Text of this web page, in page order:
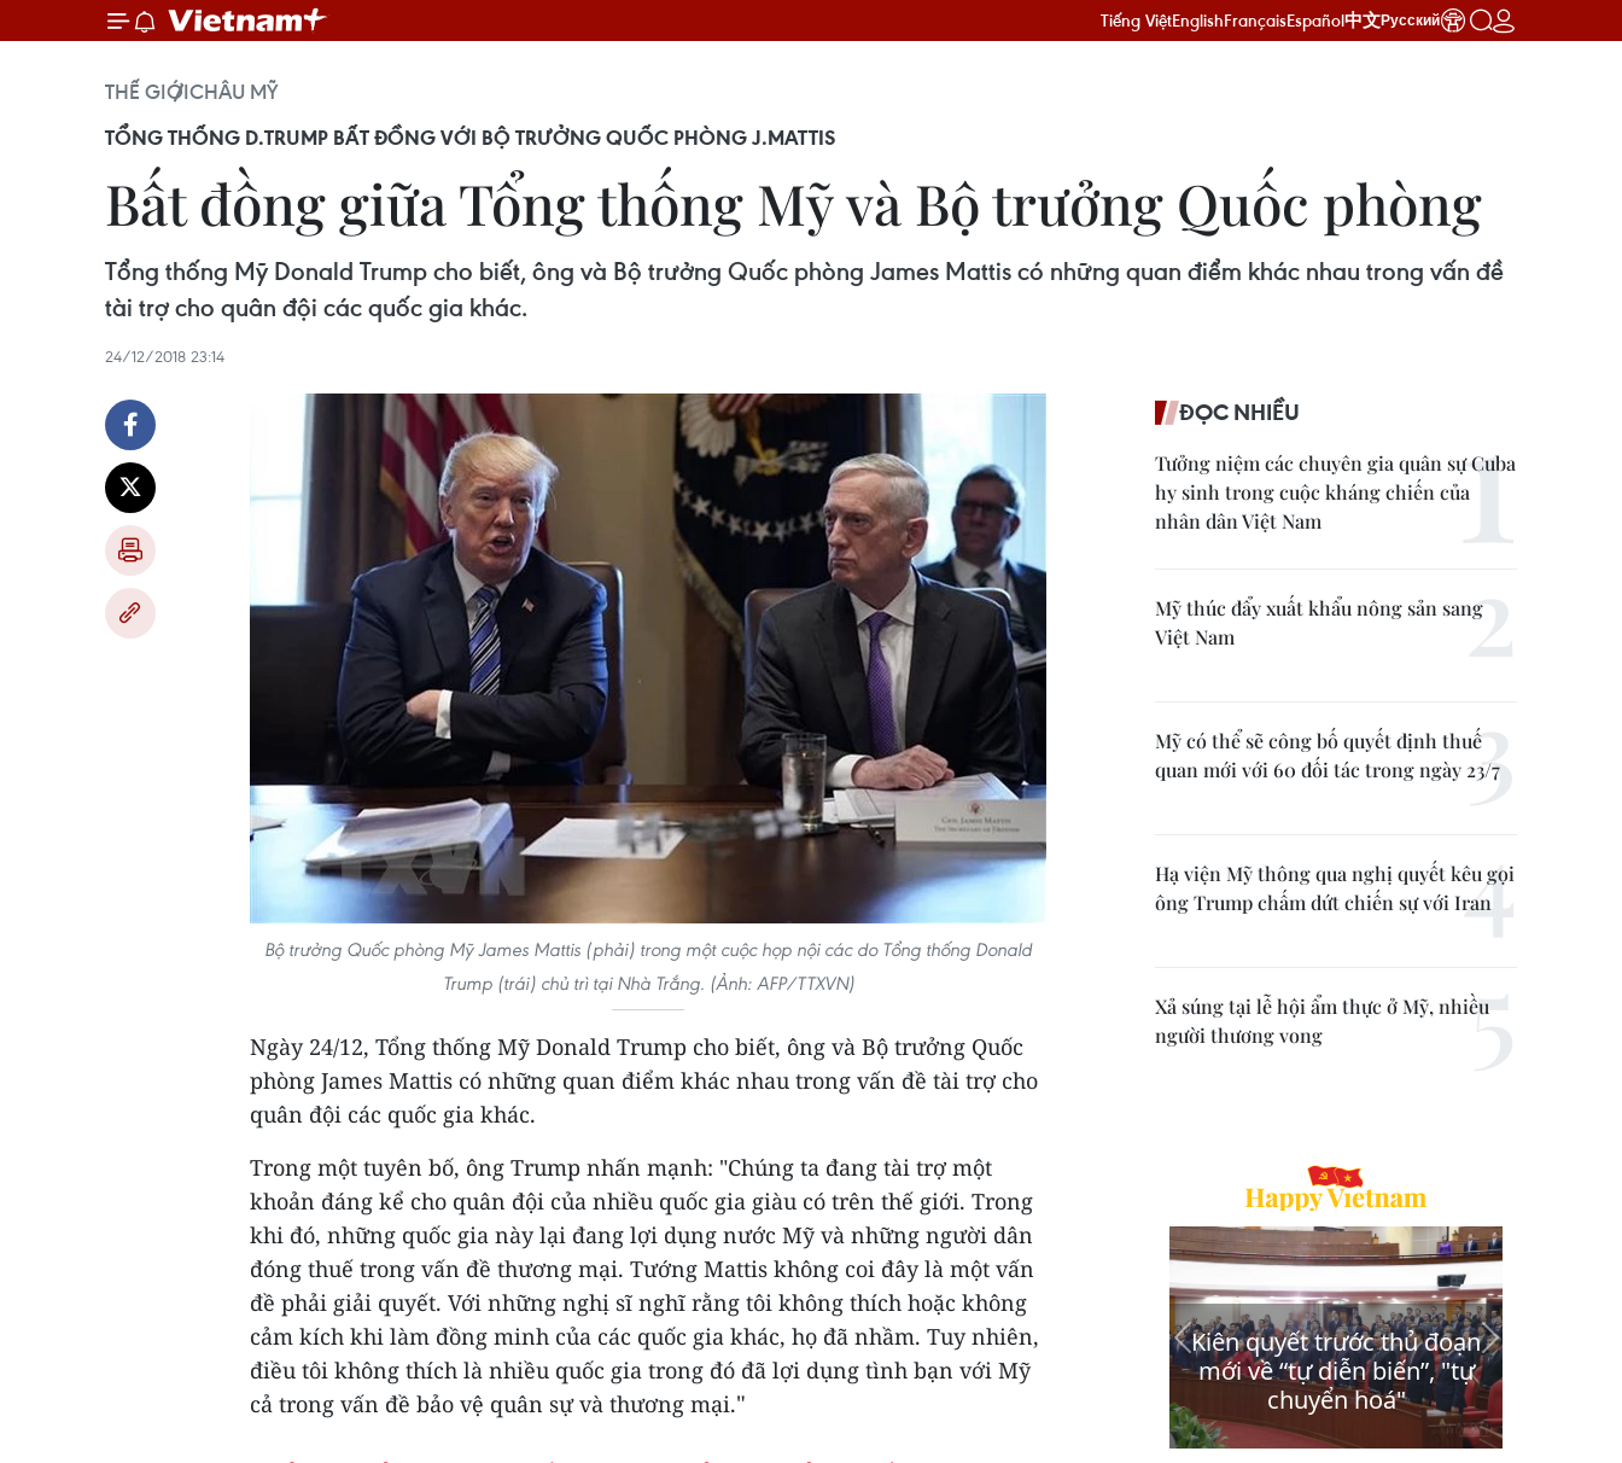
Tiếng ViệtEnglishFrançaisEspañol中文Русский
THẾ GIỚICHÂU MỸ
TỔNG THỐNG D.TRUMP BẤT ĐỒNG VỚI BỘ TRƯỞNG QUỐC PHÒNG J.MATTIS
Bất đồng giữa Tổng thống Mỹ và Bộ trưởng Quốc phòng
Tổng thống Mỹ Donald Trump cho biết, ông và Bộ trưởng Quốc phòng James Mattis có những quan điểm khác nhau trong vấn đề
tài trợ cho quân đội các quốc gia khác.
24/12/2018 23:14
Bộ trưởng Quốc phòng Mỹ James Mattis (phải) trong một cuộc họp nội các do Tổng thống Donald
Trump (trái) chủ trì tại Nhà Trắng. (Ảnh: AFP/TTXVN)
Ngày 24/12, Tổng thống Mỹ Donald Trump cho biết, ông và Bộ trưởng Quốc
phòng James Mattis có những quan điểm khác nhau trong vấn đề tài trợ cho
quân đội các quốc gia khác.
Trong một tuyên bố, ông Trump nhấn mạnh: "Chúng ta đang tài trợ một
khoản đáng kể cho quân đội của nhiều quốc gia giàu có trên thế giới. Trong
khi đó, những quốc gia này lại đang lợi dụng nước Mỹ và những người dân
đóng thuế trong vấn đề thương mại. Tướng Mattis không coi đây là một vấn
đề phải giải quyết. Với những nghị sĩ nghĩ rằng tôi không thích hoặc không
cảm kích khi làm đồng minh của các quốc gia khác, họ đã nhầm. Tuy nhiên,
điều tôi không thích là nhiều quốc gia trong đó đã lợi dụng tình bạn với Mỹ
cả trong vấn đề bảo vệ quân sự và thương mại."
ĐỌC NHIỀU
Tưởng niệm các chuyên gia quân sự Cuba
hy sinh trong cuộc kháng chiến của
nhân dân Việt Nam
Mỹ thúc đẩy xuất khẩu nông sản sang
Việt Nam
Mỹ có thể sẽ công bố quyết định thuế
quan mới với 60 đối tác trong ngày 23/7
Hạ viện Mỹ thông qua nghị quyết kêu gọi
ông Trump chấm dứt chiến sự với Iran
Xả súng tại lễ hội ẩm thực ở Mỹ, nhiều
người thương vong